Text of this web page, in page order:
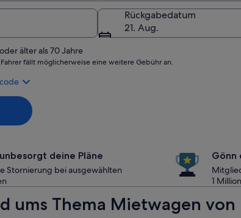
Rückgabedatum
21. Aug.
älter als 70 Jahre
fällt möglicherweise eine weitere Gebühr an.
deine Pläne
Stornierung bei ausgewählten
Gönn
1
ums Thema Mietwagen